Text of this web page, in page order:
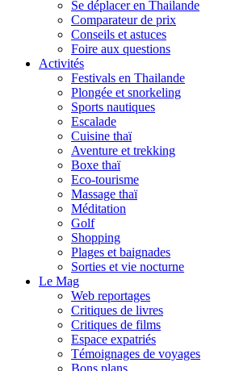
Se déplacer en Thailande
Comparateur de prix
Conseils et astuces
Foire aux questions
Activités
Festivals en Thailande
Plongée et snorkeling
Sports nautiques
Escalade
Cuisine thaï
Aventure et trekking
Boxe thaï
Eco-tourisme
Massage thaï
Méditation
Golf
Shopping
Plages et baignades
Sorties et vie nocturne
Le Mag
Web reportages
Critiques de livres
Critiques de films
Espace expatriés
Témoignages de voyages
Bons plans